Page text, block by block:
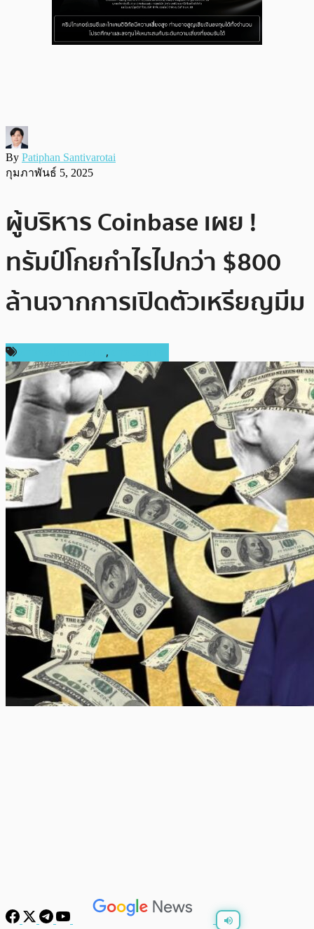
By Patiphan Santivarotai
กุมภาพันธ์ 5, 2025
ผู้บริหาร Coinbase เผย !
ทรัมป์โกยกำไรไปกว่า $800
ล้านจากการเปิดตัวเหรียญมีม
,